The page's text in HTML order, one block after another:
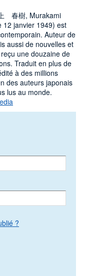
春樹, Murakami
12 janvier 1949) est
Auteur de
aussi de nouvelles et
une douzaine de
Traduit en plus de
à des millions
des auteurs japonais
lus au monde.
?